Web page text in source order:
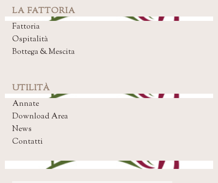
LA FATTORIA
Fattoria
Ospitalità
Bottega & Mescita
UTILITÀ
Annate
Download Area
News
Contatti